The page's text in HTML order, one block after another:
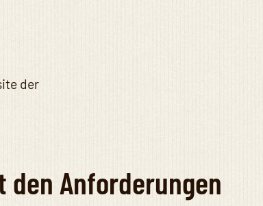
der
Anforderungen